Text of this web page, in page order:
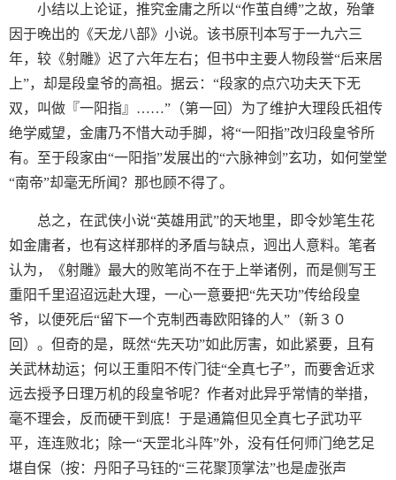
小结以上论证，推究金庸之所以“作茧自缚”之故，殆肇
因于晚出的《天龙八部》小说。该书原刊本写于一九六三
年，较《射雕》迟了六年左右；但书中主要人物段誉“后来居
上”，却是段皇爷的高祖。据云：“段家的点穴功夫天下无
双，叫做『一阳指』……”（第一回）为了维护大理段氏祖传
绝学威望，金庸乃不惜大动手脚，将“一阳指”改归段皇爷所
有。至于段家由“一阳指”发展出的“六脉神剑”玄功，如何堂堂
“南帝”却毫无所闻？那也顾不得了。
总之，在武侠小说“英雄用武”的天地里，即令妙笔生花
如金庸者，也有这样那样的矛盾与缺点，迥出人意料。笔者
认为，《射雕》最大的败笔尚不在于上举诸例，而是侧写王
重阳千里迢迢远赴大理，一心一意要把“先天功”传给段皇
爷，以便死后“留下一个克制西毒欧阳锋的人”（新３０
回）。但奇的是，既然“先天功”如此厉害，如此紧要，且有
关武林劫运；何以王重阳不传门徒“全真七子”，而要舍近求
远去授予日理万机的段皇爷呢？作者对此异乎常情的举措，
毫不理会，反而硬干到底！于是通篇但见全真七子武功平
平，连连败北；除一“天罡北斗阵”外，没有任何师门绝艺足
堪自保（按：丹阳子马钰的“三花聚顶掌法”也是虚张声